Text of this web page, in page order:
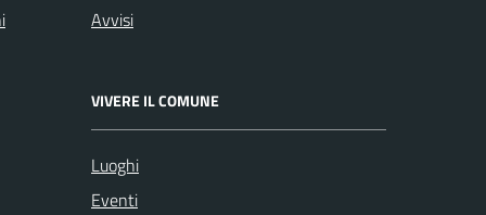
Avvisi
VIVERE IL COMUNE
Luoghi
Eventi